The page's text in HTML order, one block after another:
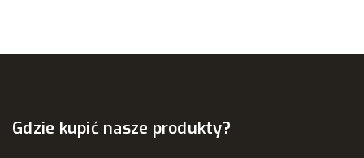
Gdzie kupić nasze produkty?